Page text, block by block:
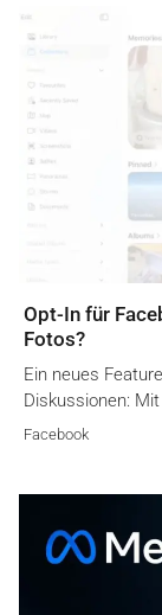
Opt-In für
Fotos?
Ein neues
Diskussionen:
Facebook